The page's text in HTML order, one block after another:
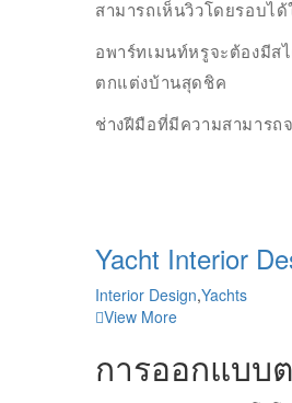
สามารถเห็นวิวโดยรอบไ
อพาร์ทเมนท์หรูจะต้องมีส
ตกแต่งบ้านสุดชิค
ช่างฝีมือที่มีความสามารถ
Yacht Interior
Interior Design,Yachts
View More
การออกแบบ